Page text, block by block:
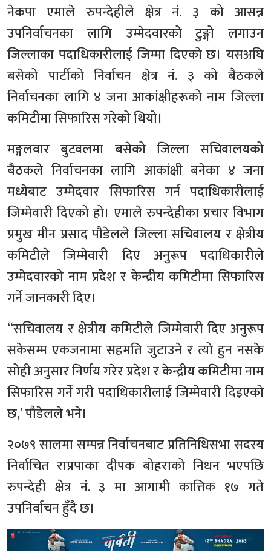
नेकपा एमाले रुपन्देहीले क्षेत्र नं. ३ को आसन्न
उपनिर्वाचनका लागि उम्मेदवारको टुङ्गो लगाउन
जिल्लाका पदाधिकारीलाई जिम्मा दिएको छ। यसअघि
बसेको पार्टीको निर्वाचन क्षेत्र नं. ३ को बैठकले
निर्वाचनका लागि ४ जना आकांक्षीहरूको नाम जिल्ला
कमिटीमा सिफारिस गरेको थियो।
मङ्गलवार बुटवलमा बसेको जिल्ला सचिवालयको
बैठकले निर्वाचनका लागि आकांक्षी बनेका ४ जना
मध्येबाट उम्मेदवार सिफारिस गर्न पदाधिकारीलाई
जिम्मेवारी दिएको हो। एमाले रुपन्देहीका प्रचार विभाग
प्रमुख मीन प्रसाद पौडेलले जिल्ला सचिवालय र क्षेत्रीय
कमिटीले जिम्मेवारी दिए अनुरूप पदाधिकारीले
उम्मेदवारको नाम प्रदेश र केन्द्रीय कमिटीमा सिफारिस
गर्ने जानकारी दिए।
‘‘सचिवालय र क्षेत्रीय कमिटीले जिम्मेवारी दिए अनुरूप
सकेसम्म एकजनामा सहमति जुटाउने र त्यो हुन नसके
सोही अनुसार निर्णय गरेर प्रदेश र केन्द्रीय कमिटीमा नाम
सिफारिस गर्ने गरी पदाधिकारीलाई जिम्मेवारी दिइएको
छ,’ पौडेलले भने।
२०७९ सालमा सम्पन्न निर्वाचनबाट प्रतिनिधिसभा सदस्य
निर्वाचित राप्रपाका दीपक बोहराको निधन भएपछि
रुपन्देही क्षेत्र नं. ३ मा आगामी कात्तिक १७ गते
उपनिर्वाचन हुँदै छ।